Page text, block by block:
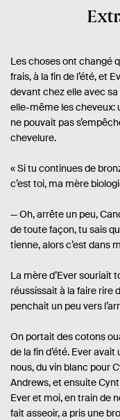
Les choses ont changé
frais, à la fin de l’été, et
devant chez elle avec
elle-même les cheveux:
ne pouvait pas
chevelure.
« Si tu continues de
c’est toi, ma mère
— Oh, arrête un peu,
de toute façon, tu sais
tienne, alors c’est dans
La mère d’Ever souriait
réussissait à la faire rire
penchait un peu vers
On portait des cotons
de la fin d’été. Ever
nous, du vin blanc pour
Andrews, et ensuite
Ever et moi, en train de
fait asseoir, a pris une